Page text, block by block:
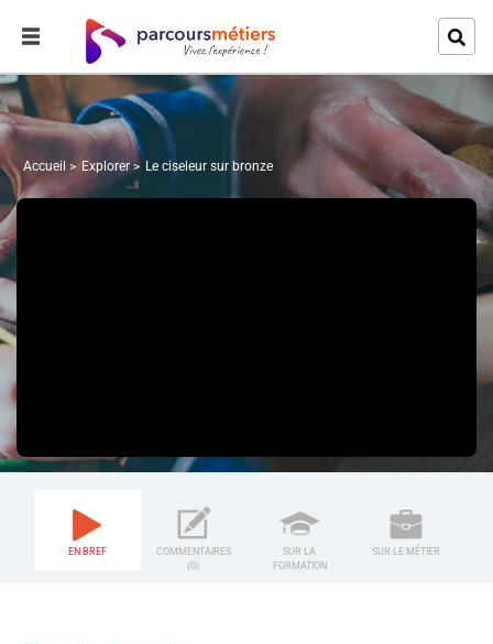
Accueil Explorer Le ciseleur sur bronze
EN BREF
COMMENTAIRES
(0)
SUR LA
FORMATION
SUR LE MÉTIER